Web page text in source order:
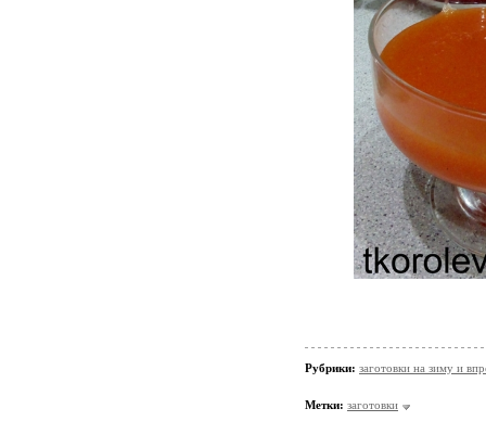
Рубрики: заготовки на зиму и
Метки: заготовки